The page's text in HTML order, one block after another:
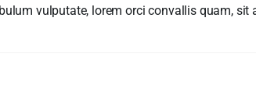
vulputate, lorem orci convallis quam,